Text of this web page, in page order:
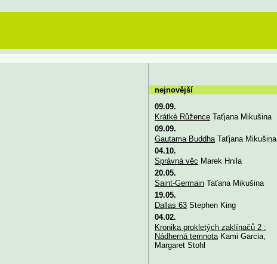
nejnovější
09.09.
Krátké RůženceTaťjana Mikušina
09.09.
Gautama BuddhaTaťjana Mikušina
04.10.
Správná věc Marek Hnila
20.05.
Saint-GermainTaťana Mikušina
19.05.
Dallas 63Stephen King
04.02.
Kronika prokletých zaklínačů 2 :
Nádherná temnotaKami Garcia,
Margaret Stohl